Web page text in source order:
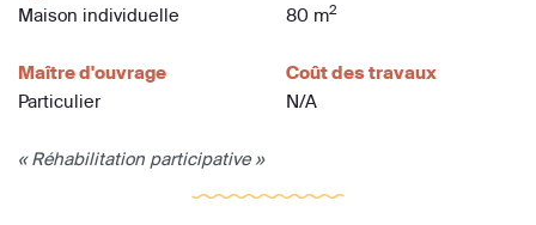
Maison individuelle
80 m2
Maître d'ouvrage
Particulier
Coût des travaux
N/A
« Réhabilitation participative »